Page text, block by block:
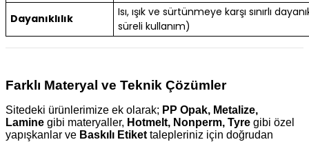
Dayanıklılık
Isı, ışık ve sürtünmeye karşı sınırlı
süreli kullanım)
Farklı Materyal ve Teknik Çözümler
Sitedeki ürünlerimize ek olarak; PP Opak, Metalize,
Lamine gibi materyaller, Hotmelt, Nonperm, Tyre gibi özel
yapışkanlar ve Baskılı Etiket talepleriniz için doğrudan